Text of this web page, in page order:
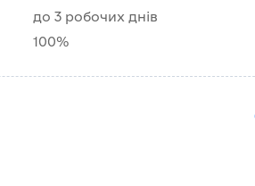
до 3 робочих днів
100%